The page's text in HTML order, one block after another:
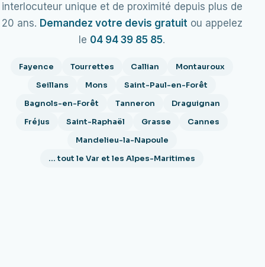
interlocuteur unique et de proximité depuis plus de
20 ans. Demandez votre devis gratuitou appelez
le 04 94 39 85 85.
Fayence Tourrettes Callian
Montauroux
Seillans
Mons
Saint-Paul-en-Forêt
Bagnols-en-Forêt
Tanneron
Draguignan
Fréjus
Saint-Raphaël Grasse
Cannes
Mandelieu-la-Napoule
… tout le Var et les Alpes-Maritimes